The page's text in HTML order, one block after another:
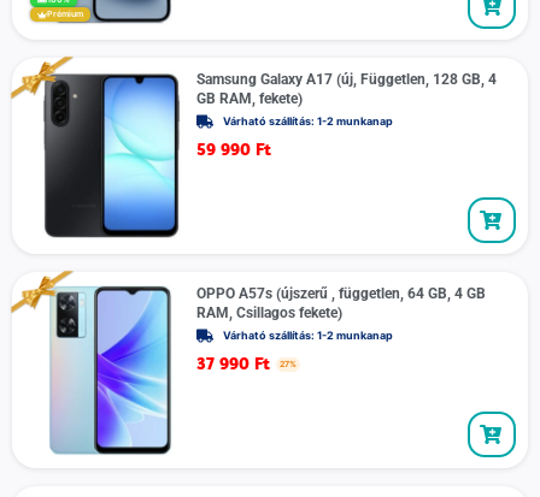
Prémium
Samsung Galaxy A17 (új, Független, 128 GB, 4
GB RAM, fekete)
Várható szállítás: 1-2 munkanap
59 990 Ft
OPPO A57s (újszerű , független, 64 GB, 4 GB
RAM, Csillagos fekete)
Várható szállítás: 1-2 munkanap
37 990 Ft 27%